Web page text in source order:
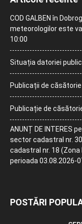
COD GALBEN în
meteorologilor este
10:00
Situația datoriei
Publicații de
Publicație de
ANUNȚ DE INTERES
sector cadastral nr.
cadastral nr. 18
perioada 03.08.2026-
POSTĂRI